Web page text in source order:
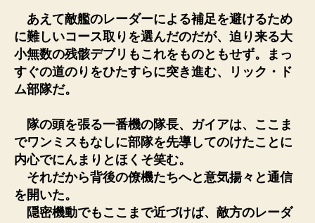
あえて敵艦のレーダーによる補足を避けるため
に難しいコース取りを選んだのだが、迫り来る大
小無数の残骸デブリもこれをものともせず。まっ
すぐの道のりをひたすらに突き進む、リック・ド
ム部隊だ。
隊の頭を張る一番機の隊長、ガイアは、ここま
でワンミスもなしに部隊を先導してのけたことに
内心でにんまりとほくそ笑む。
それだから背後の僚機たちへと意気揚々と通信
を開いた。
隠密機動でもここまで近づけば、敵方のレーダ